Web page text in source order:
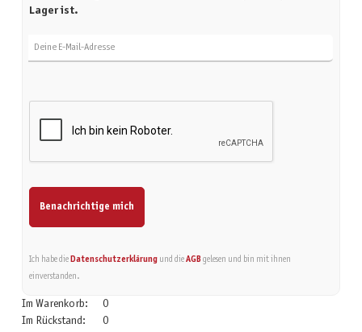
Lager ist.
Benachrichtige mich
Ich habe die Datenschutzerklärungund die AGBgelesen und bin mit ihnen
einverstanden.
Im Warenkorb:
0
Im Rückstand:
0